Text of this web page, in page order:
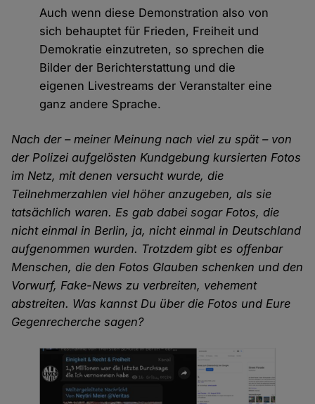
Auch wenn diese Demonstration also von
sich behauptet für Frieden, Freiheit und
Demokratie einzutreten, so sprechen die
Bilder der Berichterstattung und die
eigenen Livestreams der Veranstalter eine
ganz andere Sprache.
Nach der – meiner Meinung nach viel zu spät – von
der Polizei aufgelösten Kundgebung kursierten Fotos
im Netz, mit denen versucht wurde, die
Teilnehmerzahlen viel höher anzugeben, als sie
tatsächlich waren. Es gab dabei sogar Fotos, die
nicht einmal in Berlin, ja, nicht einmal in Deutschland
aufgenommen wurden. Trotzdem gibt es offenbar
Menschen, die den Fotos Glauben schenken und den
Vorwurf, Fake-News zu verbreiten, vehement
abstreiten. Was kannst Du über die Fotos und Eure
Gegenrecherche sagen?